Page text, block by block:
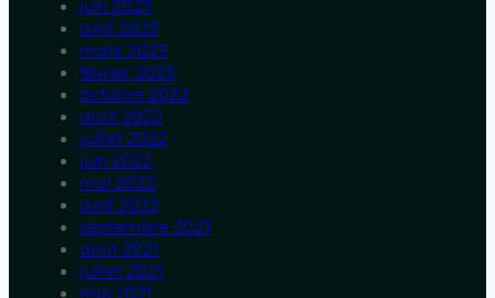
juin 2023
avril 2023
mars 2023
février 2023
octobre 2022
août 2022
juillet 2022
juin 2022
mai 2022
avril 2022
septembre 2021
août 2021
juillet 2021
mai 2021